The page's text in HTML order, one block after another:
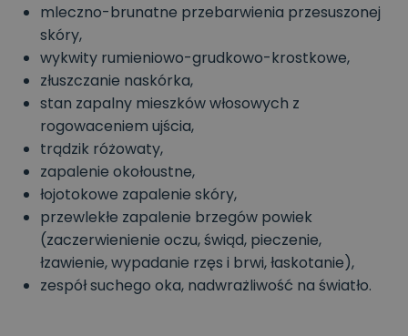
mleczno-brunatne przebarwienia przesuszonej
skóry,
wykwity rumieniowo-grudkowo-krostkowe,
złuszczanie naskórka,
stan zapalny mieszków włosowych z
rogowaceniem ujścia,
trądzik różowaty,
zapalenie okołoustne,
łojotokowe zapalenie skóry,
przewlekłe zapalenie brzegów powiek
(zaczerwienienie oczu, świąd, pieczenie,
łzawienie, wypadanie rzęs i brwi, łaskotanie),
zespół suchego oka, nadwrażliwość na światło.